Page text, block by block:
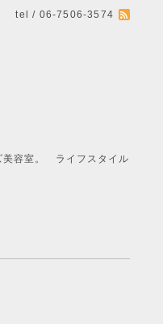
tel / 06-7506-3574
スタイル